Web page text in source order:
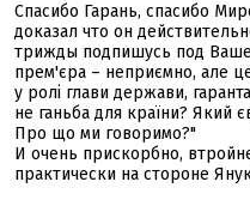
Спасибо Гарань, спасибо
доказал что он
трижды подпишусь под
прем'єра – неприємно, але
у ролі глави держави,
не ганьба для країни? Який
Про що ми говоримо?"
И очень прискорбно,
практически на стороне